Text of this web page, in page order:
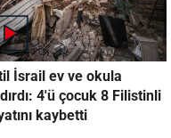
İsrail ev ve okula
4'ü çocuk 8 Filistinli
kaybetti